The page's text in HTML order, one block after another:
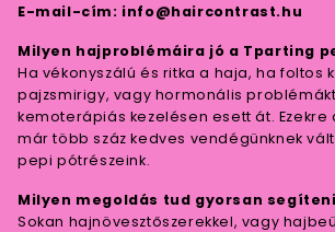
E-mail-cím: info@haircontrast.hu
Milyen hajproblémáira jó a Tparting
Ha vékonyszálú és ritka a haja, ha foltos
pajzsmirigy, vagy hormonális
kemoterápiás kezelésen esett át.
már több száz kedves vendégünknek
pepi pótrészeink.
Milyen megoldás tud gyorsan
Sokan hajnövesztőszerekkel, vagy